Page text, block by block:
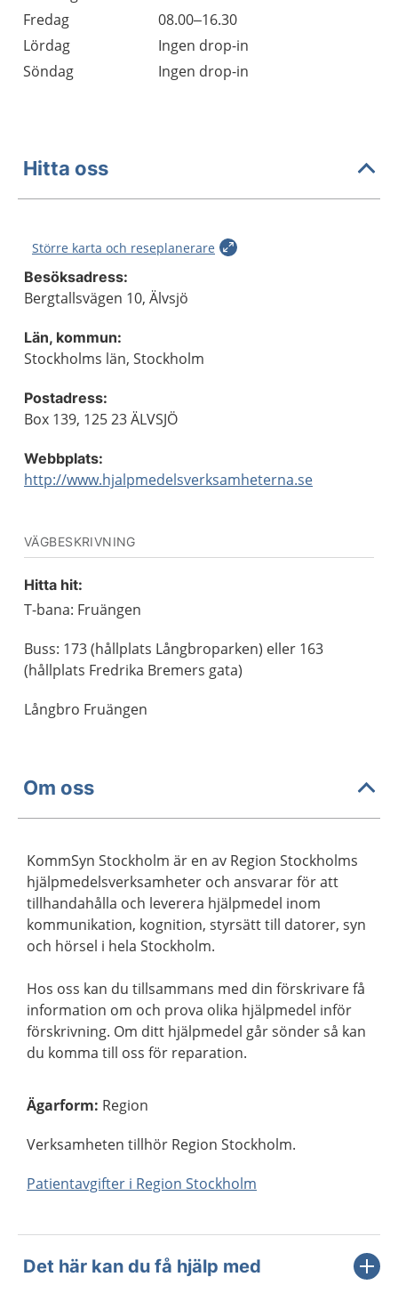
Fredag
08.00–16.30
Lördag
Ingen drop-in
Söndag
Ingen drop-in
Hitta oss
Större karta och reseplanerare
Besöksadress:
Bergtallsvägen 10, Älvsjö
Län, kommun:
Stockholms län, Stockholm
Postadress:
Box 139, 125 23 ÄLVSJÖ
Webbplats:
http://www.hjalpmedelsverksamheterna.se
VÄGBESKRIVNING
Hitta hit:
T-bana: Fruängen
Buss: 173 (hållplats Långbroparken) eller 163
(hållplats Fredrika Bremers gata)
Långbro Fruängen
Om oss
KommSyn Stockholm är en av Region Stockholms
hjälpmedelsverksamheter och ansvarar för att
tillhandahålla och leverera hjälpmedel inom
kommunikation, kognition, styrsätt till datorer, syn
och hörsel i hela Stockholm.
Hos oss kan du tillsammans med din förskrivare få
information om och prova olika hjälpmedel inför
förskrivning. Om ditt hjälpmedel går sönder så kan
du komma till oss för reparation.
Ägarform: Region
Verksamheten tillhör Region Stockholm.
Patientavgifter i Region Stockholm
Det här kan du få hjälp med